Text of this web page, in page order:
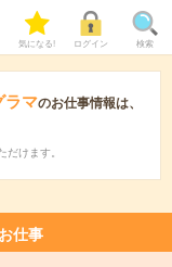
気になる! ログイン 検索
ラマのお仕事情報は、
だけます。
仕事